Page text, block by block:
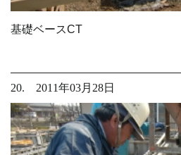
基礎ベースCT
20. 2011年03月28日